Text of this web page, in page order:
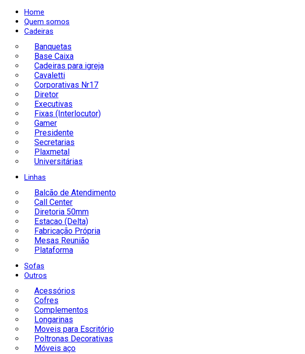
Home
Quem somos
Cadeiras
Banquetas
Base Caixa
Cadeiras para igreja
Cavaletti
Corporativas Nr17
Diretor
Executivas
Fixas (Interlocutor)
Gamer
Presidente
Secretarias
Plaxmetal
Universitárias
Linhas
Balcão de Atendimento
Call Center
Diretoria 50mm
Estacao (Delta)
Fabricação Própria
Mesas Reunião
Plataforma
Sofas
Outros
Acessórios
Cofres
Complementos
Longarinas
Moveis para Escritório
Poltronas Decorativas
Móveis aço